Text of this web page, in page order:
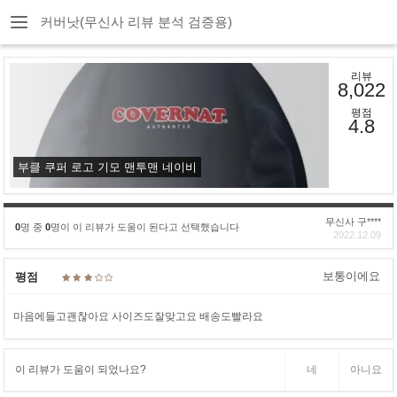
커버낫(무신사 리뷰 분석 검증용)
부클 쿠퍼 로고 기모 맨투맨 네이비
리뷰
8,022
평점
4.8
0명 중 0명이 이 리뷰가 도움이 된다고 선택했습니다
무신사 구****
2022.12.09
평점 보통이에요
마음에들고괜찮아요 사이즈도잘맞고요 배송도빨라요
이 리뷰가 도움이 되었나요? 네 아니요